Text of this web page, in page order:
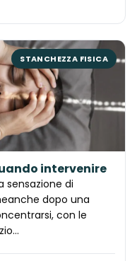
STANCHEZZA FISICA
intervenire
sensazione di
dopo una
con le